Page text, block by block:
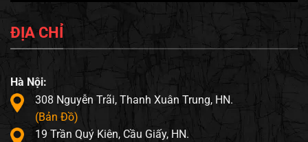
ĐỊA CHỈ
Hà Nội:
308 Nguyễn Trãi, Thanh Xuân Trung, HN.
(Bản Đồ)
19 Trần Quý Kiên, Cầu Giấy, HN.